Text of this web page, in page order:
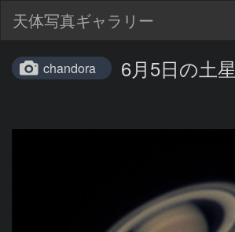
天体写真ギャラリー
chandora 6月5日の土星